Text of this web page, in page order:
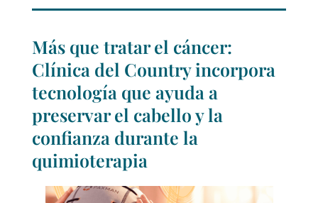
Más que tratar el cáncer:
Clínica del Country incorpora
tecnología que ayuda a
preservar el cabello y la
confianza durante la
quimioterapia